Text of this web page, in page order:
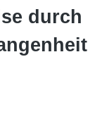
durch